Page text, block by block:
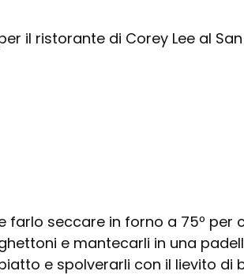
il ristorante di Corey Lee al
farlo seccare in forno a 75º
e mantecarli in una
e spolverarli con il lievito di